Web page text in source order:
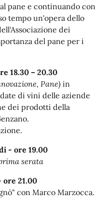
pane e continuando con
tempo un'opera dello
dei
del pane per i
18.30 – 20.30
Pane) in
di vini delle aziende
dei prodotti della
- ore 19.00
serata
ore 21.00
con Marco Marzocca.